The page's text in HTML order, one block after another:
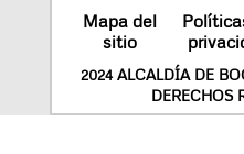
Mapa del
sitio
2024 ALCALDÍA DE
DERECHOS